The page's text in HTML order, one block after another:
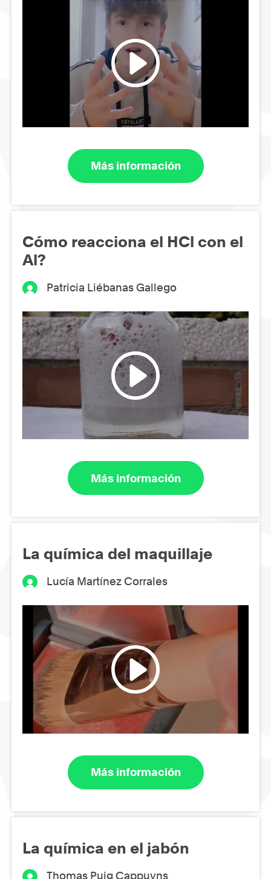
Más información
Cómo reacciona el HCl con el
Al?
Patricia Liébanas Gallego
Más información
La química del maquillaje
Lucía Martínez Corrales
Más información
La química en el jabón
Thomas Puig Cappuyns